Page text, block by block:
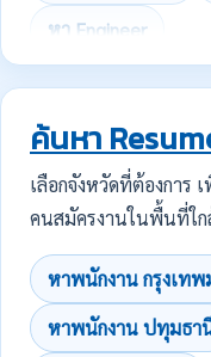
หา Engineer
ค้นหา
เลือกจังหวัดที่ต้องการ
คนสมัครงานในพื้นที่ใ
หาพนักงาน กรุงเท
หาพนักงาน ปทุมธา